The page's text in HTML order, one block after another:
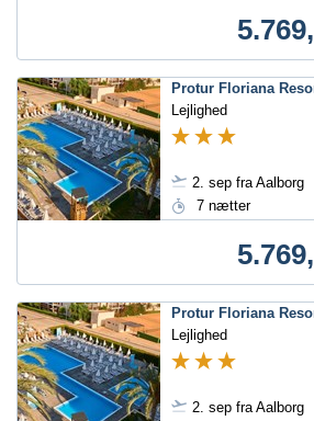
Protur Floriana
Lejlighed
2. sep fra Aalborg
7 nætter
Protur Floriana
Lejlighed
2. sep fra Aalborg